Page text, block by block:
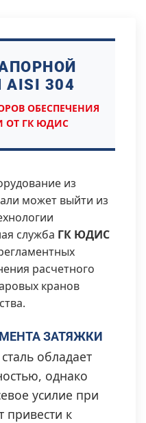
304
ОБЕСПЕЧЕНИЯ
ОТ ГК ЮДИС
из
может выйти из
служба ГК ЮДИС
расчетного
кранов
ЗАТЯЖКИ
обладает
однако
усилие при
к